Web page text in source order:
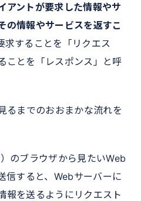
アントが要求した情報やサ
の情報やサービスを返すこ
求することを「リクエス
ことを「レスポンス」と呼
るまでのおおまかな流れを
のブラウザから見たいWeb
信すると、Webサーバーに
報を送るようにリクエスト